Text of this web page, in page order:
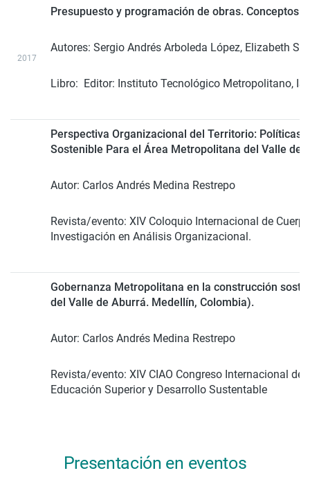
2017
Presupuesto y programación de obras. Conceptos
Autores: Sergio Andrés Arboleda López, Elizabeth
Libro: Editor: Instituto Tecnológico Metropolitano,
Perspectiva Organizacional del Territorio: Políticas
Sostenible Para el Área Metropolitana del Valle de
Autor: Carlos Andrés Medina Restrepo
Revista/evento: XIV Coloquio Internacional de
Investigación en Análisis Organizacional.
Gobernanza Metropolitana en la construcción
del Valle de Aburrá. Medellín, Colombia).
Autor: Carlos Andrés Medina Restrepo
Revista/evento: XIV CIAO Congreso Internacional
Educación Superior y Desarrollo Sustentable
Presentación en eventos